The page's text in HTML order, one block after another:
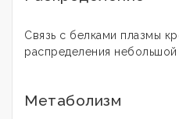
Связь с белками плазмы
распределения
Метаболизм